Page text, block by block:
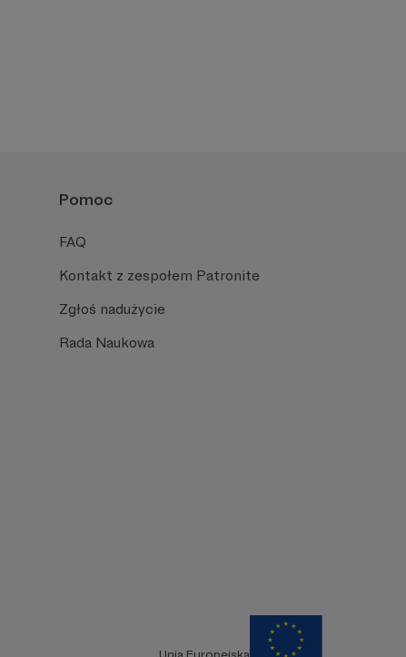
Pomoc
FAQ
Kontakt z zespołem Patronite
Zgłoś nadużycie
Rada Naukowa
Unia Europejska